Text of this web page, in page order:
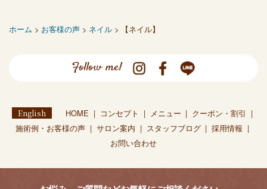
ホーム > お客様の声 > ネイル > 【ネイル】
Follow me!
English HOME コンセプト メニュー
クーポン・割引
施術例・お客様の声
サロン案内 スタッフブログ
採用情報
お問い合わせ